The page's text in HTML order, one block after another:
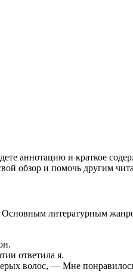
аннотацию и краткое
обзор и помочь другим
литературным
ответила я.
волос, — Мне